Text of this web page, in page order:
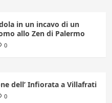
in un incavo di un
allo Zen di Palermo
0
dell’ Infiorata a Villafrati
0